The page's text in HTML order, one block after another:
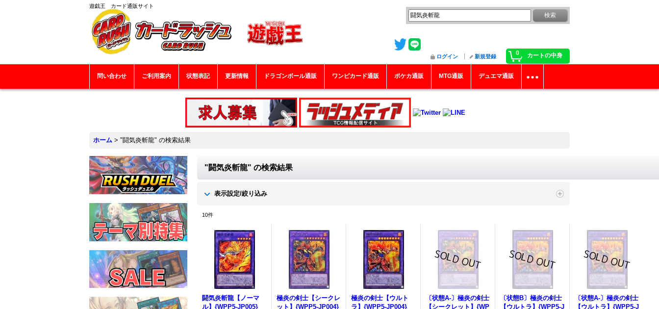
遊戯王 カード通販サイト
0 カートの中身
ログイン 新規登録
問い合わせ ご利用案内 状態表記 更新情報 ドラゴンボール通販 ワンピカード通販 ポケカ通販 MTG通販 デュエマ通販
ホーム > "闘気炎斬龍" の検索結果
"闘気炎斬龍" の検索結果
表示設定/絞り込み
10件
闘気炎斬龍 【ノーマ
ル】{WPP5-JP005}
極炎の剣士【シークレ
ット】{WPP5-JP004}
極炎の剣士【ウルト
ラ】{WPP5-JP004}
〔状態A-〕極炎の剣士
【シークレット】{WP
〔状態B〕極炎の剣士
【ウルトラ】{WPP5-J
〔状態A-〕極炎の剣士
【ウルトラ】{WPP5-J